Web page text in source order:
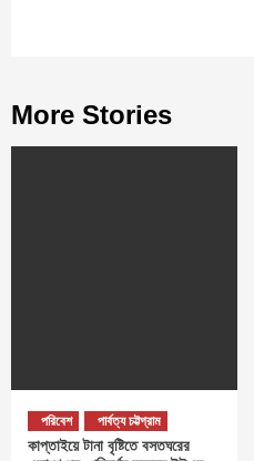
More Stories
পরিবেশ পার্বত্য চট্টগ্রাম
কাপ্তাইয়ে টানা বৃষ্টিতে বসতঘরের